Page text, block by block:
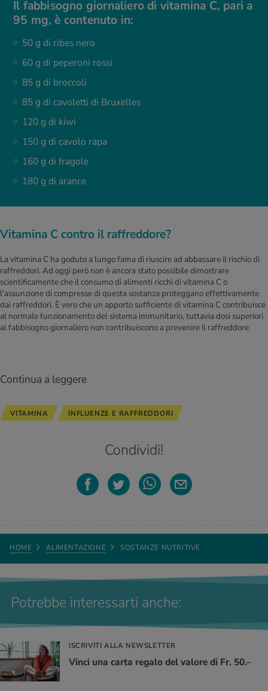
Il fabbisogno giornaliero di vitamina C, pari a
95 mg, è contenuto in:
50 g di ribes nero
60 g di peperoni rossi
85 g di broccoli
85 g di cavoletti di Bruxelles
120 g di kiwi
150 g di cavolo rapa
160 g di fragole
180 g di arance
Vitamina C contro il raffreddore?
La vitamina C ha goduto a lungo fama di riuscire ad abbassare il rischio di
raffreddori. Ad oggi però non è ancora stato possibile dimostrare
scientificamente che il consumo di alimenti ricchi di vitamina C o
l'assunzione di compresse di questa sostanza proteggano effettivamente
dai raffreddori. È vero che un apporto sufficiente di vitamina C contribuisce
al normale funzionamento del sistema immunitario, tuttavia dosi superiori
al fabbisogno giornaliero non contribuiscono a prevenire il raffreddore.
Continua a leggere
VITAMINA INFLUENZE E RAFFREDDORI
Condividi!
HOME ALIMENTAZIONE SOSTANZE NUTRITIVE
Potrebbe interessarti anche:
ISCRIVITI ALLA NEWSLETTER
Vinci una carta regalo del valore di Fr. 50.–